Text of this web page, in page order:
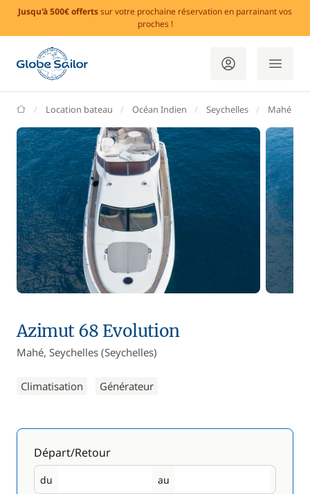
Jusqu'à 500€ offertssur votre prochaine réservation en parrainant vos
proches !
GlobeSailor
Location bateau Océan Indien Seychelles Mahé
Azimut 68 Evolution
Mahé, Seychelles (Seychelles)
Climatisation Générateur
Départ/Retour
du
Départ au
Retour